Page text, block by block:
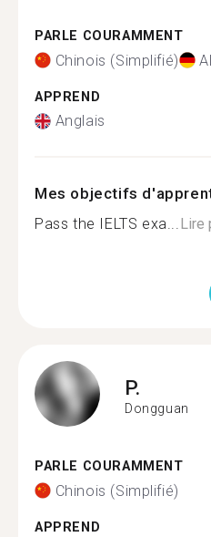
PARLE COURAMMENT
Chinois (Simplifié)
APPREND
Anglais
Mes objectifs
Pass the IELTS exa...Lire
P.
Dongguan
PARLE COURAMMENT
Chinois (Simplifié)
APPREND